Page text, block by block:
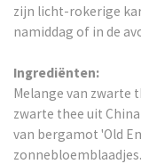
zijn licht-rokerige
namiddag of in de
Ingrediënten:
Melange van zwarte
zwarte thee uit
van bergamot 'Old
zonnebloemblaadjes.